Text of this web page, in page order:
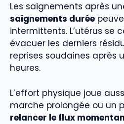
Les saignements après
saignements durée
intermittents. L’utérus se
évacuer les derniers
reprises soudaines après
heures.
L’effort physique joue
marche prolongée ou un
relancer le flux